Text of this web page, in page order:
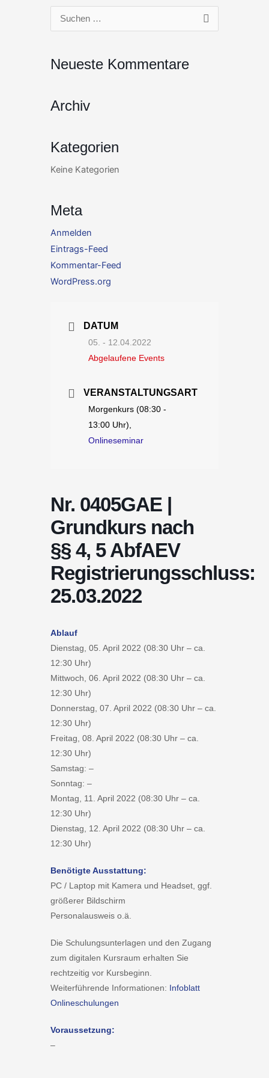
Suchen
Neueste Kommentare
Archiv
Kategorien
Keine Kategorien
Meta
Anmelden
Eintrags-Feed
Kommentar-Feed
WordPress.org
DATUM
05. - 12.04.2022
Abgelaufene Events
VERANSTALTUNGSART
Morgenkurs (08:30 -
13:00 Uhr),
Onlineseminar
Nr. 0405GAE |
Grundkurs nach
§§ 4, 5 AbfAEV
Registrierungsschluss:
25.03.2022
Ablauf
Dienstag, 05. April 2022 (08:30 Uhr – ca.
12:30 Uhr)
Mittwoch, 06. April 2022 (08:30 Uhr – ca.
12:30 Uhr)
Donnerstag, 07. April 2022 (08:30 Uhr – ca.
12:30 Uhr)
Freitag, 08. April 2022 (08:30 Uhr – ca.
12:30 Uhr)
Samstag: –
Sonntag: –
Montag, 11. April 2022 (08:30 Uhr – ca.
12:30 Uhr)
Dienstag, 12. April 2022 (08:30 Uhr – ca.
12:30 Uhr)
Benötigte Ausstattung:
PC / Laptop mit Kamera und Headset, ggf.
größerer Bildschirm
Personalausweis o.ä.
Die Schulungsunterlagen und den Zugang
zum digitalen Kursraum erhalten Sie
rechtzeitig vor Kursbeginn.
Weiterführende Informationen: Infoblatt
Onlineschulungen
Voraussetzung:
–